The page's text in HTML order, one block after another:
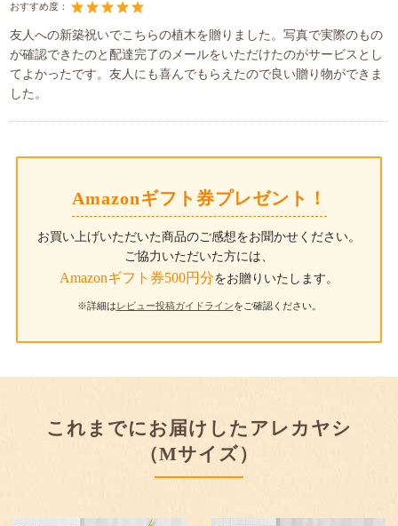
おすすめ度：
友人への新築祝いでこちらの植木を贈りました。写真で実際のもの
が確認できたのと配達完了のメールをいただけたのがサービスとし
てよかったです。友人にも喜んでもらえたので良い贈り物ができま
した。
Amazonギフト券プレゼント！
お買い上げいただいた商品のご感想をお聞かせください。
ご協力いただいた方には、
Amazonギフト券500円分をお贈りいたします。
※詳細はレビュー投稿ガイドラインをご確認ください。
これまでにお届けしたアレカヤシ
（Mサイズ）